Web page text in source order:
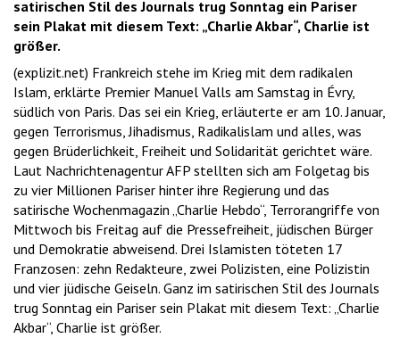
satirischen Stil des Journals trug Sonntag ein Pariser
sein Plakat mit diesem Text: „Charlie Akbar“, Charlie ist
größer.
(explizit.net) Frankreich stehe im Krieg mit dem radikalen
Islam, erklärte Premier Manuel Valls am Samstag in Évry,
südlich von Paris. Das sei ein Krieg, erläuterte er am 10. Januar,
gegen Terrorismus, Jihadismus, Radikalislam und alles, was
gegen Brüderlichkeit, Freiheit und Solidarität gerichtet wäre.
Laut Nachrichtenagentur AFP stellten sich am Folgetag bis
zu vier Millionen Pariser hinter ihre Regierung und das
satirische Wochenmagazin „Charlie Hebdo“, Terrorangriffe von
Mittwoch bis Freitag auf die Pressefreiheit, jüdischen Bürger
und Demokratie abweisend. Drei Islamisten töteten 17
Franzosen: zehn Redakteure, zwei Polizisten, eine Polizistin
und vier jüdische Geiseln. Ganz im satirischen Stil des Journals
trug Sonntag ein Pariser sein Plakat mit diesem Text: „Charlie
Akbar“, Charlie ist größer.